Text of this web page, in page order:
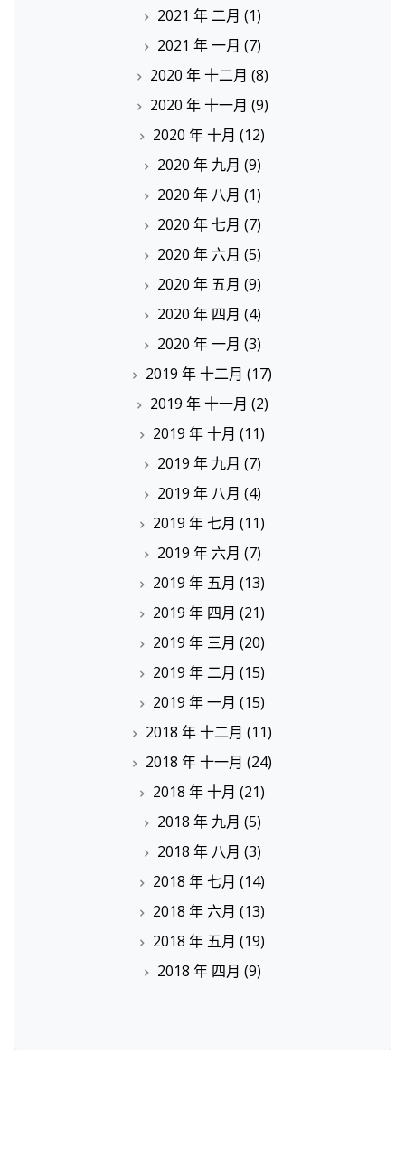
2021 年 二月 (1)
2021 年 一月 (7)
2020 年 十二月 (8)
2020 年 十一月 (9)
2020 年 十月 (12)
2020 年 九月 (9)
2020 年 八月 (1)
2020 年 七月 (7)
2020 年 六月 (5)
2020 年 五月 (9)
2020 年 四月 (4)
2020 年 一月 (3)
2019 年 十二月 (17)
2019 年 十一月 (2)
2019 年 十月 (11)
2019 年 九月 (7)
2019 年 八月 (4)
2019 年 七月 (11)
2019 年 六月 (7)
2019 年 五月 (13)
2019 年 四月 (21)
2019 年 三月 (20)
2019 年 二月 (15)
2019 年 一月 (15)
2018 年 十二月 (11)
2018 年 十一月 (24)
2018 年 十月 (21)
2018 年 九月 (5)
2018 年 八月 (3)
2018 年 七月 (14)
2018 年 六月 (13)
2018 年 五月 (19)
2018 年 四月 (9)